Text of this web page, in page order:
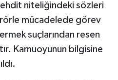
niteliğindeki sözleri
mücadelede görev
suçlarından resen
Kamuoyunun bilgisine